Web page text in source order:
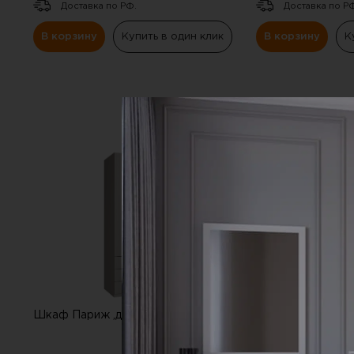
Доставка по РФ.
В корзину Купить в один клик
Доставка по
В корзину
Шкаф Париж ,двухдверный ,серый Шкаф Сиэтл